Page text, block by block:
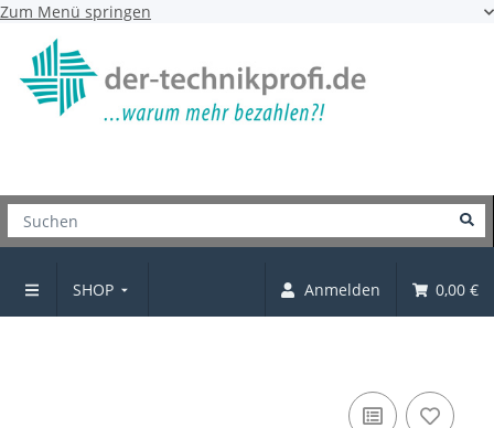
Zum Menü springen
SHOP Anmelden 0,00 €
Filzgleiter